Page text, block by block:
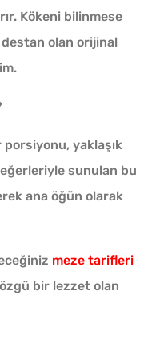
Kökeni bilinmese
olan orijinal
yaklaşık
sunulan bu
ana öğün olarak
meze tarifleri
bir lezzet olan